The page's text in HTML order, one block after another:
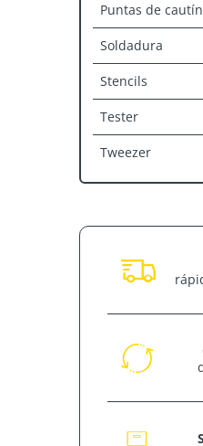
Puntas de cautín
Soldadura
Stencils
Tester
Tweezer